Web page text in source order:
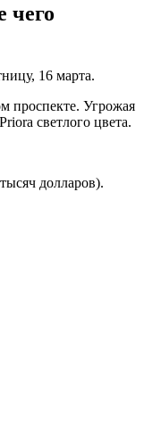
чего
16 марта.
проспекте. Угрожая
светлого цвета.
долларов).